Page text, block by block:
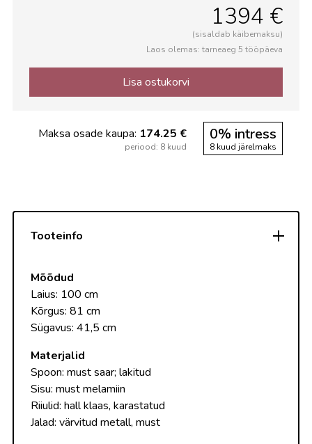
1394 €
(sisaldab käibemaksu)
Laos olemas: tarneaeg 5 tööpäeva
Lisa ostukorvi
Maksa osade kaupa: 174.25 €
periood: 8 kuud
0% intress
8 kuud järelmaks
Tooteinfo
Mõõdud
Laius: 100 cm
Kõrgus: 81 cm
Sügavus: 41,5 cm
Materjalid
Spoon: must saar; lakitud
Sisu: must melamiin
Riiulid: hall klaas, karastatud
Jalad: värvitud metall, must